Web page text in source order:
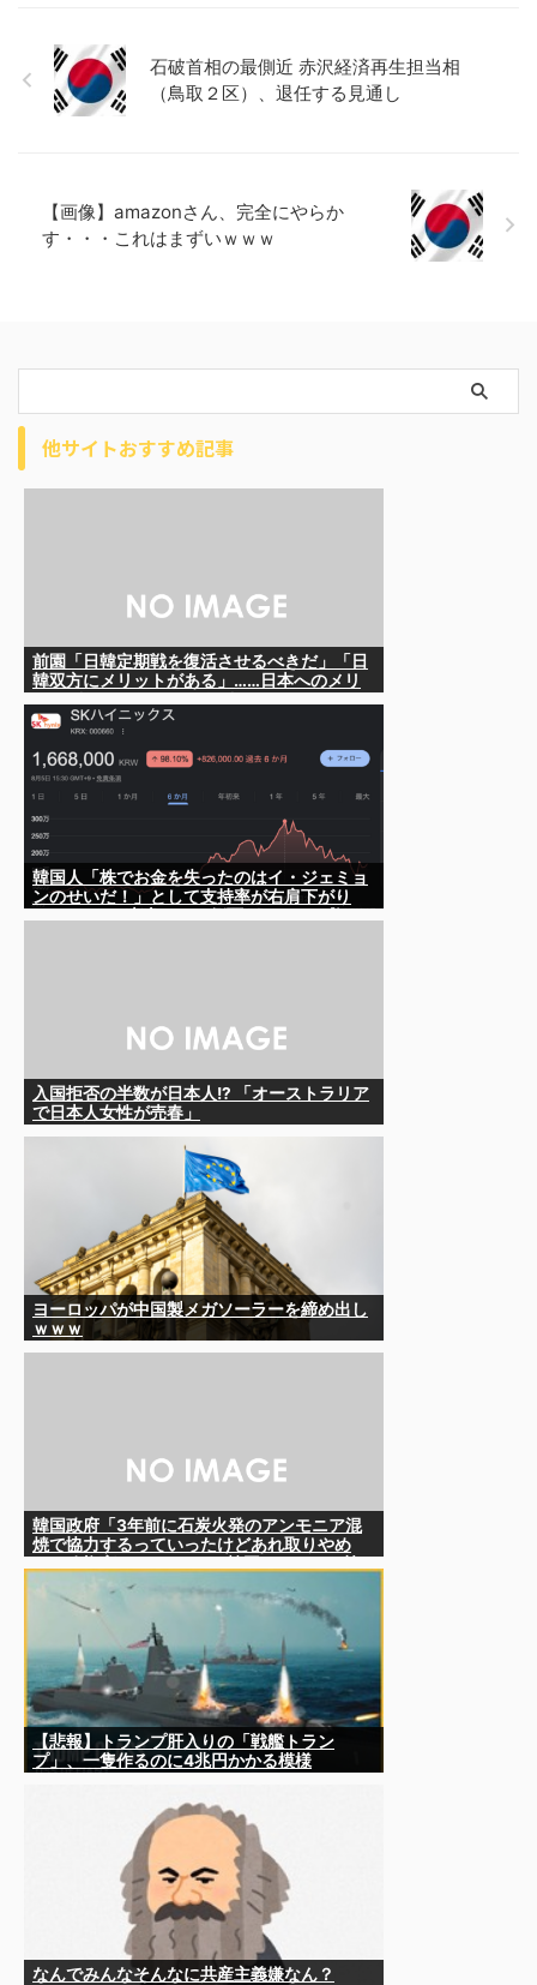
石破首相の最側近 赤沢経済再生担当相
（鳥取２区）、退任する見通し
【画像】amazonさん、完全にやらか
す・・・これはまずいｗｗｗ
他サイトおすすめ記事
前園「日韓定期戦を復活させるべきだ」「日
韓双方にメリットがある」……日本へのメリ
韓国人「株でお金を失ったのはイ・ジェミョ
ンのせいだ！」として支持率が右肩下がり
入国拒否の半数が日本人!? 「オーストラリア
で日本人女性が売春」
ヨーロッパが中国製メガソーラーを締め出し
ｗｗｗ
韓国政府「3年前に石炭火発のアンモニア混
焼で協力するっていったけどあれ取りやめ
力ができない理由、これなんですよね
【悲報】トランプ肝入りの「戦艦トラン
プ」、一隻作るのに4兆円かかる模様
なんでみんなそんなに共産主義嫌なん？